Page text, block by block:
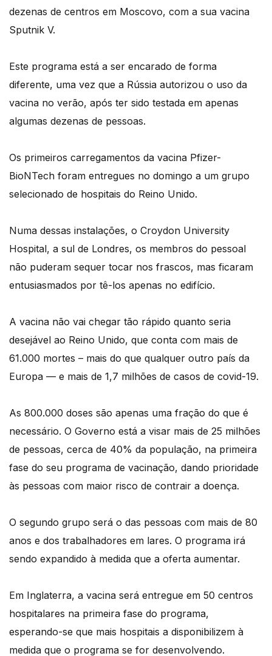
dezenas de centros em Moscovo, com a sua vacina
Sputnik V.
Este programa está a ser encarado de forma
diferente, uma vez que a Rússia autorizou o uso da
vacina no verão, após ter sido testada em apenas
algumas dezenas de pessoas.
Os primeiros carregamentos da vacina Pfizer-
BioNTech foram entregues no domingo a um grupo
selecionado de hospitais do Reino Unido.
Numa dessas instalações, o Croydon University
Hospital, a sul de Londres, os membros do pessoal
não puderam sequer tocar nos frascos, mas ficaram
entusiasmados por tê-los apenas no edifício.
A vacina não vai chegar tão rápido quanto seria
desejável ao Reino Unido, que conta com mais de
61.000 mortes – mais do que qualquer outro país da
Europa — e mais de 1,7 milhões de casos de covid-19.
As 800.000 doses são apenas uma fração do que é
necessário. O Governo está a visar mais de 25 milhões
de pessoas, cerca de 40% da população, na primeira
fase do seu programa de vacinação, dando prioridade
às pessoas com maior risco de contrair a doença.
O segundo grupo será o das pessoas com mais de 80
anos e dos trabalhadores em lares. O programa irá
sendo expandido à medida que a oferta aumentar.
Em Inglaterra, a vacina será entregue em 50 centros
hospitalares na primeira fase do programa,
esperando-se que mais hospitais a disponibilizem à
medida que o programa se for desenvolvendo.